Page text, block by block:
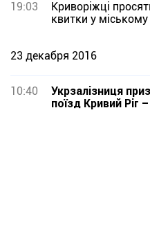
19:03
Криворіжці
квитки у міському
23 декабря 2016
10:40
Укрзалізниця
поїзд Кривий Ріг